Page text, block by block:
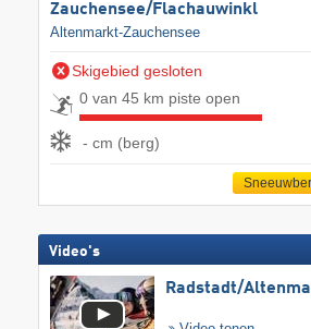
Zauchensee/​Flachauwinkl
Altenmarkt-Zauchensee
Skigebied gesloten
0 van 45 km piste open
- cm (berg)
Video's
Radstadt/​